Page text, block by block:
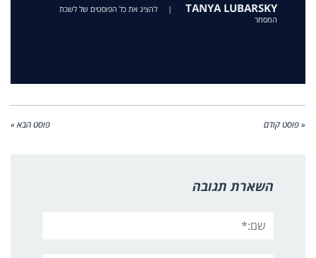
TANYA LUBARSKY
|
להציג את כל הפוסטים של לשכת
המסחר
« פוסט קודם פוסט הבא »
השארת תגובה